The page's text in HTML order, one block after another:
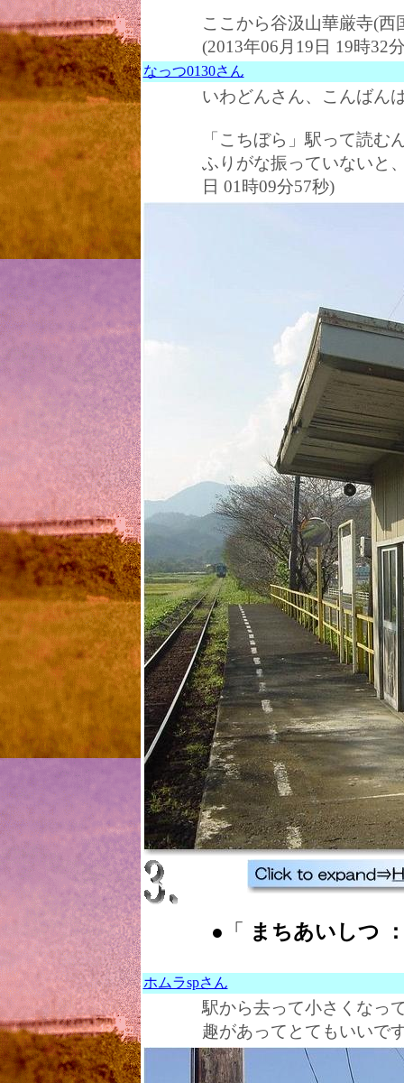
ここから谷汲山華厳寺(西
(2013年06月19日 19時32
なっつ0130さん
いわどんさん、こんばん
「こちぼら」駅って読む
ふりがな振っていないと
日 01時09分57秒)
●「 まちあいしつ
ホムラspさん
駅から去って小さくなっ
趣があってとてもいいで